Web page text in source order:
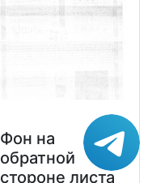
Фон на
обратной
стороне листа